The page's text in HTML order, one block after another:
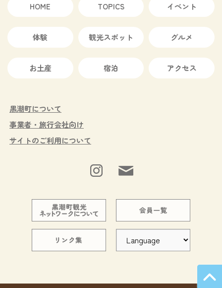
HOME TOPICS イベント
体験 観光スポット グルメ
お土産 宿泊 アクセス
黒潮町について
事業者・旅行会社向け
サイトのご利用について